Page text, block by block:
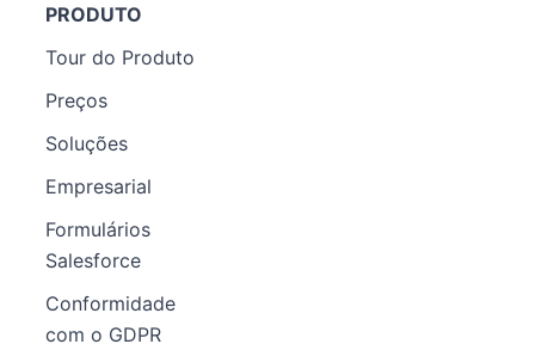
PRODUTO
Tour do Produto
Preços
Soluções
Empresarial
Formulários
Salesforce
Conformidade
com o GDPR